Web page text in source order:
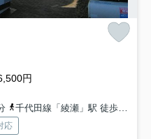
円
千代田線「綾瀬」駅 徒歩24分
応